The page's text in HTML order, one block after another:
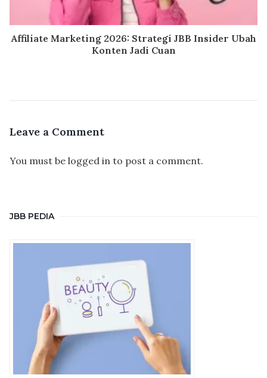
Affiliate Marketing 2026: Strategi JBB Insider Ubah
Konten Jadi Cuan
Leave a Comment
You must be logged in to post a comment.
JBB PEDIA